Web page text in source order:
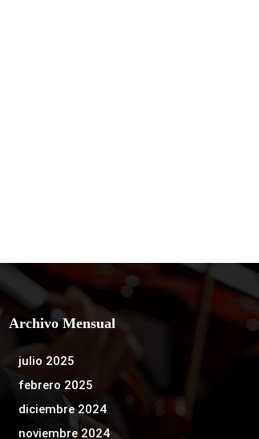
Archivo Mensual
julio 2025
febrero 2025
diciembre 2024
noviembre 2024